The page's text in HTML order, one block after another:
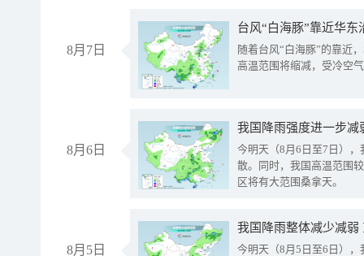
8月7日
台风“白海豚”靠近华
随着台风“白海豚”的靠近
高温范围将缩减，受冷空
8月6日
今明天（8月6日至7日）
散。同时，我国高温范围
区将有大范围桑拿天。
8月5日
我国降雨整体减少减弱
今明天（8月5日至6日）